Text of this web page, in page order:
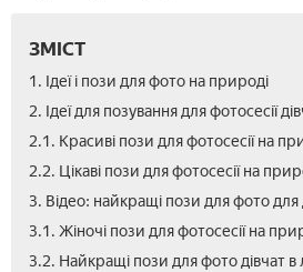
ЗМІСТ
1. Ідеї і пози для фото на природі
2. Ідеї для позування для фотосесії
2.1. Красиві пози для фотосесії на
2.2. Цікаві пози для фотосесії на
3. Відео: найкращі пози для фото для
3.1. Жіночі пози для фотосесії на
3.2. Найкращі пози для фото дівчат в